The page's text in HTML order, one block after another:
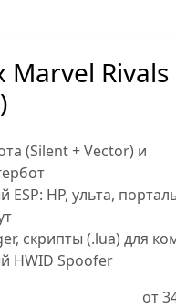
Marvel Rivals
(Silent + Vector) и
ESP: HP, ульта,
скрипты (.lua) для
HWID Spoofer
от